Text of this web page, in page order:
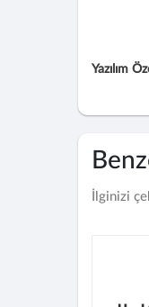
Yazılım
İlginizi